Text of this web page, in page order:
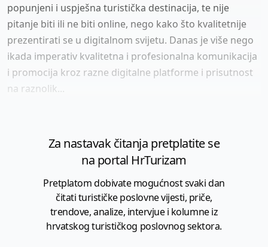
popunjeni i uspješna turistička destinacija, te nije
pitanje biti ili ne biti online, nego kako što kvalitetnije
prezentirati se u digitalnom svijetu. Danas je više nego
ikada imperativ kvalitetna i profesionalna komunikacija
i promocija kroz razne digitalne platforme i prisutnost
na raznolik...
Za nastavak čitanja pretplatite se
na portal HrTurizam
Pretplatom dobivate mogućnost svaki dan
čitati turističke poslovne vijesti, priče,
trendove, analize, intervjue i kolumne iz
hrvatskog turističkog poslovnog sektora.